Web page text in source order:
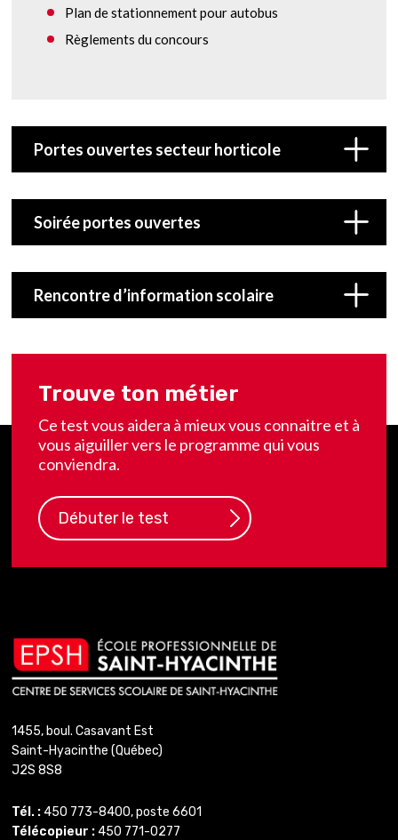
Plan de stationnement pour autobus
Règlements du concours
Portes ouvertes secteur horticole
Soirée portes ouvertes
Rencontre d’information scolaire
Trouve ton métier
Ce test vous aidera à mieux vous connaitre et à
vous aiguiller vers le programme qui vous
conviendra.
Débuter le test
1455, boul. Casavant Est
Saint-Hyacinthe (Québec)
J2S 8S8
Tél. :450 773-8400, poste 6601
Télécopieur :450 771-0277